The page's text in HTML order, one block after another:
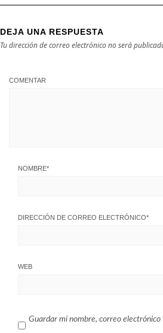
DEJA UNA RESPUESTA
Tu dirección de correo electrónico no será
COMENTAR
NOMBRE*
DIRECCIÓN DE CORREO ELECTRÓNICO*
WEB
Guardar mi nombre, correo electrónico